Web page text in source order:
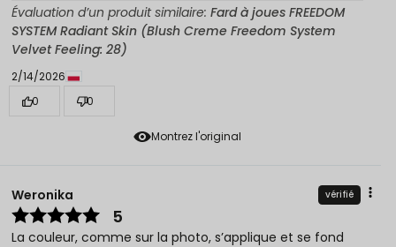
Montrez l'original
Évaluation d’un produit similaire: Fard à joues FREEDOM
SYSTEM Radiant Skin (Blush Creme Freedom System
Velvet Feeling: 28)
2/14/2026
0
0
Weronika vérifié
5
La couleur, comme sur la photo, s’applique et se fond